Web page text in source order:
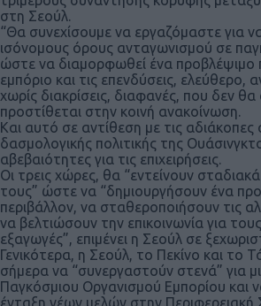
στη Σεούλ.
“Θα συνεχίσουμε να εργαζόμαστε για
ισόνομους όρους ανταγωνισμού σε
ώστε να διαμορφωθεί ένα προβλέψιμο
εμπόριο και τις επενδύσεις, ελεύθερο,
χωρίς διακρίσεις, διαφανές, που δεν θα
προστίθεται στην κοινή ανακοίνωση.
Και αυτό σε αντίθεση με τις αδιάκοπες
δασμολογικής πολιτικής της
αβεβαιότητες για τις επιχειρήσεις.
Οι τρεις χώρες, θα “εντείνουν
τους” ώστε να “δημιουργήσουν ένα
περιβάλλον, να σταθεροποιήσουν τις
να βελτιώσουν την επικοινωνία για
εξαγωγές”, επιμένει η Σεούλ σε
Γενικότερα, η Σεούλ, το Πεκίνο και το
σήμερα να “συνεργαστούν στενά” για
Παγκόσμιου Οργανισμού Εμπορίου και
ένταξη νέων μελών στην Περιφερειακή